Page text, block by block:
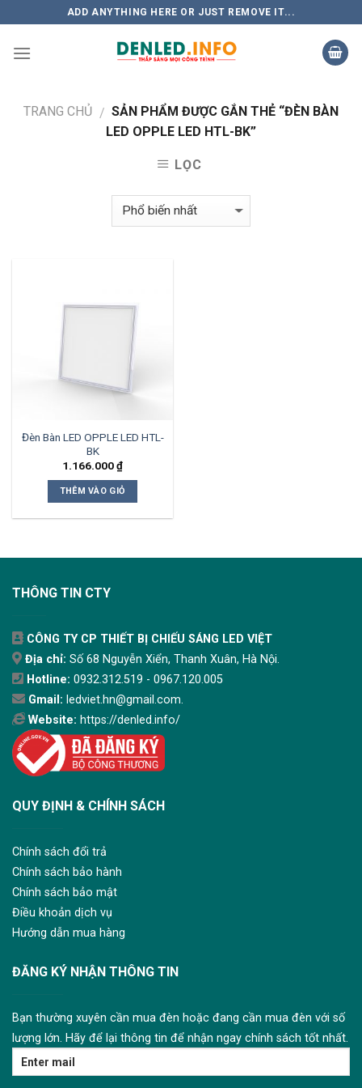
to
content
ADD ANYTHING HERE OR JUST REMOVE IT...
TRANG CHỦ / SẢN PHẨM ĐƯỢC GẮN THẺ “ĐÈN BÀN
LED OPPLE LED HTL-BK”
LỌC
Đèn Bàn LED OPPLE LED HTL-
BK
1.166.000₫
THÊM VÀO GIỎ
THÔNG TIN CTY
CÔNG TY CP THIẾT BỊ CHIẾU SÁNG LED VIỆT
Địa chỉ: Số 68 Nguyễn Xiển, Thanh Xuân, Hà Nội.
Hotline: 0932.312.519 - 0967.120.005
Gmail: ledviet.hn@gmail.com.
Website: https://denled.info/
QUY ĐỊNH & CHÍNH SÁCH
Chính sách đổi trả
Chính sách bảo hành
Chính sách bảo mật
Điều khoản dịch vụ
Hướng dẫn mua hàng
ĐĂNG KÝ NHẬN THÔNG TIN
Bạn thường xuyên cần mua đèn hoặc đang cần mua đèn với số
lượng lớn. Hãy để lại thông tin để nhận ngay chính sách tốt nhất.